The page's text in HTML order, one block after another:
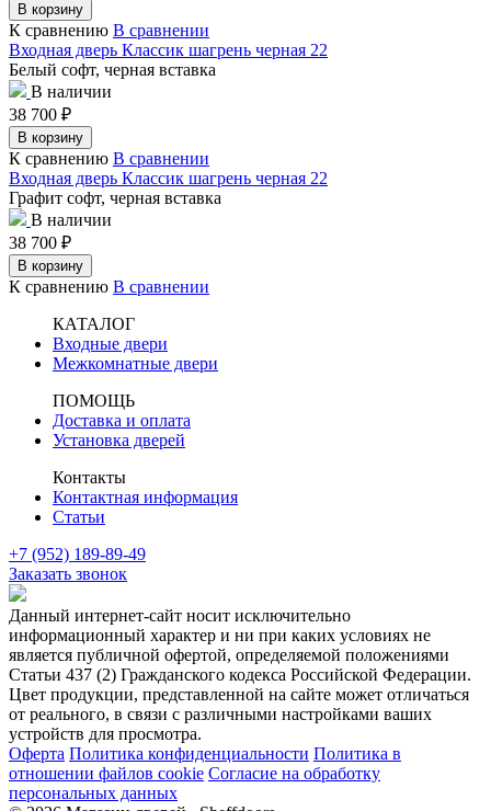
В корзину
К сравнению В сравнении
Входная дверь Классик шагрень черная 22
Белый софт, черная вставка
В наличии
38 700 ₽
В корзину
К сравнению В сравнении
Входная дверь Классик шагрень черная 22
Графит софт, черная вставка
В наличии
38 700 ₽
В корзину
К сравнению В сравнении
КАТАЛОГ
Входные двери
Межкомнатные двери
ПОМОЩЬ
Доставка и оплата
Установка дверей
Контакты
Контактная информация
Статьи
+7 (952) 189-89-49
Заказать звонок
Данный интернет-сайт носит исключительно
информационный характер и ни при каких условиях не
является публичной офертой, определяемой положениями
Статьи 437 (2) Гражданского кодекса Российской Федерации.
Цвет продукции, представленной на сайте может отличаться
от реального, в связи с различными настройками ваших
устройств для просмотра.
Оферта Политика конфиденциальности Политика в
отношении файлов cookie Согласие на обработку
персональных данных